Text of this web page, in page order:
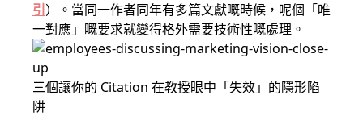
引 ）。當同一作者同年有多篇文獻嘅時候，呢個「唯
一對應」嘅要求就變得格外需要技術性嘅處理。
三個讓你的 Citation 在教授眼中「失效」的隱形陷
阱